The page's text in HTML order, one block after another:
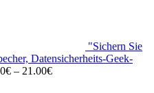
"Sichern Sie
Datensicherheits-Geek-
€ – 21.00€